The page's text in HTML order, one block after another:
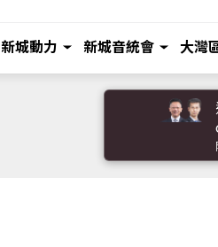
新城動力 新城音統會 大灣